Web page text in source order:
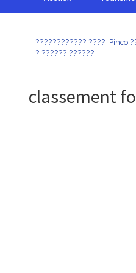
???????????? ???? Pinco
? ?????? ??????
classement